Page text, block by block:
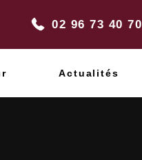
02 96 73 40 70
Actualités